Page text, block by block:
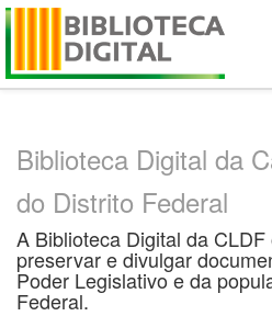
Skip
Biblioteca Digital da
do Distrito Federal
A Biblioteca Digital da
preservar e divulgar
Poder Legislativo e da
Federal.